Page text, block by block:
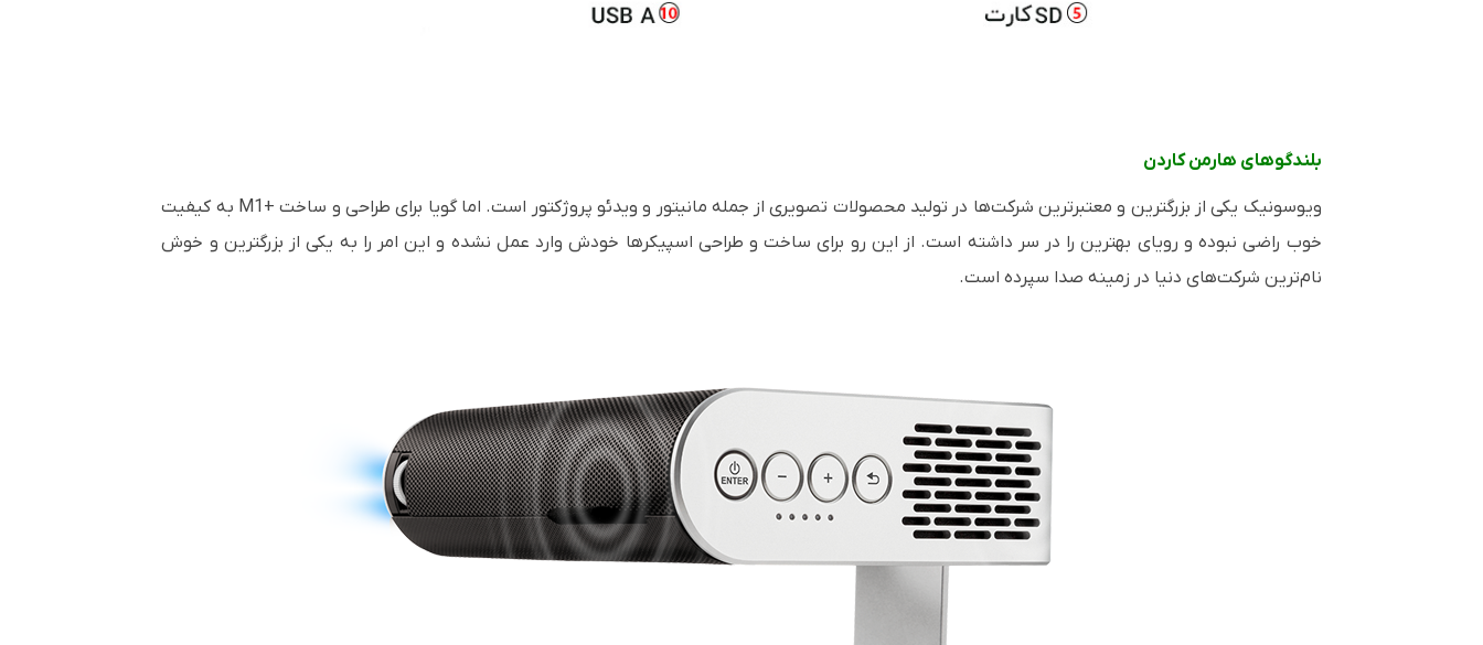
بلندگوهای هارمن کاردن
ویوسونیک یکی از بزرگترین و معتبرترین شرکت‌ها در تولید محصولات تصویری از جمله مانیتور و ویدئو پروژکتور است. اما گویا برای طراحی و ساخت M1+ به کیفیت
خوب راضی نبوده و رویای بهترین را در سر داشته است. از این رو برای ساخت و طراحی اسپیکرها خودش وارد عمل نشده و این امر را به یکی از بزرگترین و خوش
نام‌ترین شرکت‌های دنیا در زمینه صدا سپرده است.